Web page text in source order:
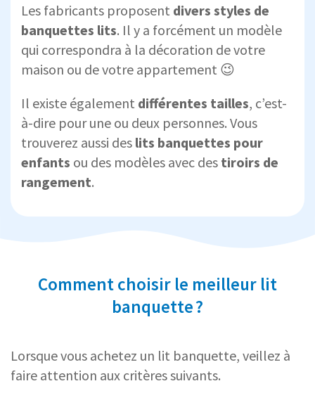
Les fabricants proposent divers styles de
banquettes lits. Il y a forcément un modèle
qui correspondra à la décoration de votre
maison ou de votre appartement 😉
Il existe également différentes tailles, c’est-
à-dire pour une ou deux personnes. Vous
trouverez aussi des lits banquettes pour
enfants ou des modèles avec des tiroirs de
rangement.
Comment choisir le meilleur lit
banquette ?
Lorsque vous achetez un lit banquette, veillez à
faire attention aux critères suivants.